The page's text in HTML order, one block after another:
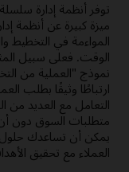
ميزة كبيرة عن أنظمة
المواءمة في التخطيط
الوقت. فعلى سبيل
ارتباطًا وثيقًا بطلب
التعامل مع العديد من
متطلبات السوق دون أن
يمكن أن تساعدك حلول
العملاء مع تحقيق